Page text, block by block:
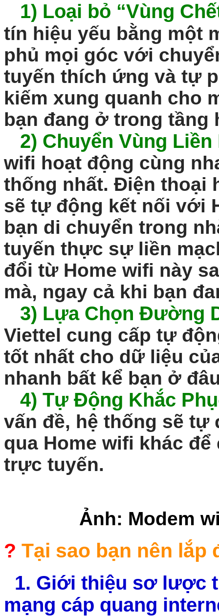
1) Loại bỏ “Vùng
tín hiệu yếu bằng một
phủ mọi góc với
tuyến thích ứng và tự
kiếm xung quanh cho
bạn đang ở trong tầng
2) Chuyển Vùng
wifi hoạt động cùng
thống nhất. Điện thoại
sẽ tự động kết nối với
bạn di chuyển trong
tuyến thực sự liền
đổi từ Home wifi này
mà, ngay cả khi bạn
3) Lựa Chọn Đường
Viettel cung cấp tự
tốt nhất cho dữ liệu
nhanh bất kể bạn ở
4) Tự Động Khắc
vấn đề, hệ thống sẽ
qua Home wifi khác
trực tuyến.
Ảnh: Modem
? Tại sao bạn nên lắp
1. Giới thiệu sơ lược
mạng cáp quang